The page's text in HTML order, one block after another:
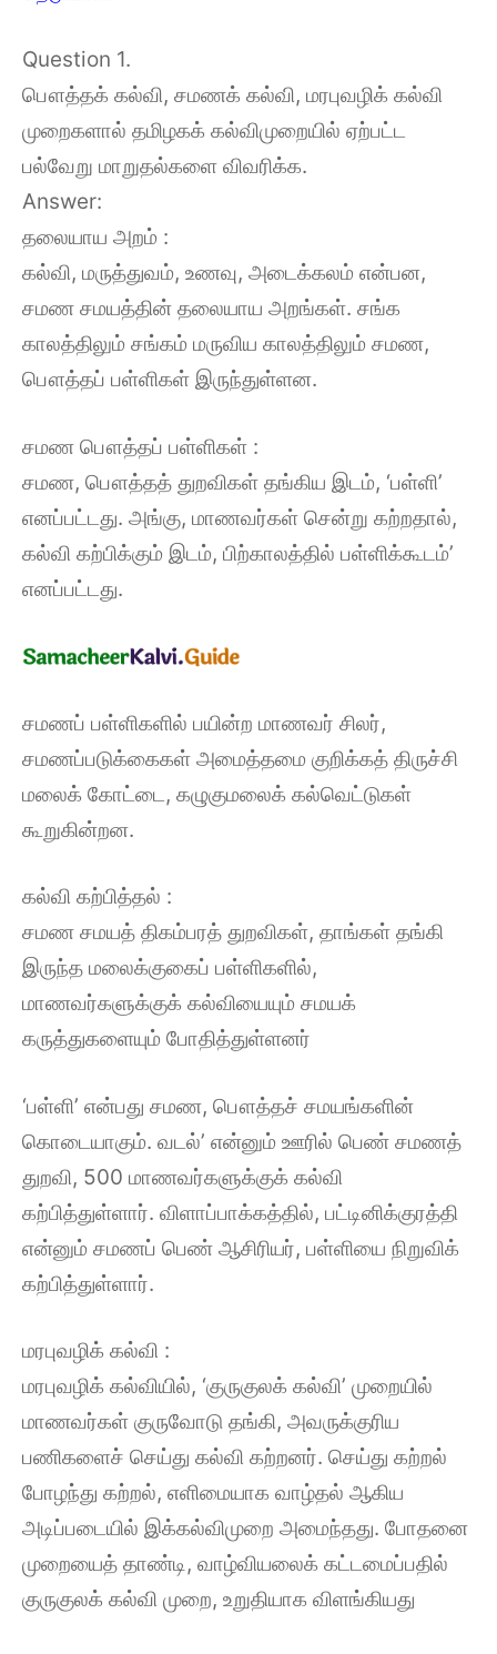
Question 1.
பௌத்தக் கல்வி, சமணக் கல்வி, மரபுவழிக் கல்வி
முறைகளால் தமிழகக் கல்விமுறையில் ஏற்பட்ட
பல்வேறு மாறுதல்களை விவரிக்க.
Answer:
தலையாய அறம் :
கல்வி, மருத்துவம், உணவு, அடைக்கலம் என்பன,
சமண சமயத்தின் தலையாய அறங்கள். சங்க
காலத்திலும் சங்கம் மருவிய காலத்திலும் சமண,
பௌத்தப் பள்ளிகள் இருந்துள்ளன.
சமண பௌத்தப் பள்ளிகள் :
சமண, பௌத்தத் துறவிகள் தங்கிய இடம், ‘பள்ளி’
எனப்பட்டது. அங்கு, மாணவர்கள் சென்று கற்றதால்,
கல்வி கற்பிக்கும் இடம், பிற்காலத்தில் பள்ளிக்கூடம்’
எனப்பட்டது.
சமணப் பள்ளிகளில் பயின்ற மாணவர் சிலர்,
சமணப்படுக்கைகள் அமைத்தமை குறிக்கத் திருச்சி
மலைக் கோட்டை, கழுகுமலைக் கல்வெட்டுகள்
கூறுகின்றன.
கல்வி கற்பித்தல் :
சமண சமயத் திகம்பரத் துறவிகள், தாங்கள் தங்கி
இருந்த மலைக்குகைப் பள்ளிகளில்,
மாணவர்களுக்குக் கல்வியையும் சமயக்
கருத்துகளையும் போதித்துள்ளனர்
‘பள்ளி’ என்பது சமண, பௌத்தச் சமயங்களின்
கொடையாகும். வடல்’ என்னும் ஊரில் பெண் சமணத்
துறவி, 500 மாணவர்களுக்குக் கல்வி
கற்பித்துள்ளார். விளாப்பாக்கத்தில், பட்டினிக்குரத்தி
என்னும் சமணப் பெண் ஆசிரியர், பள்ளியை நிறுவிக்
கற்பித்துள்ளார்.
மரபுவழிக் கல்வி :
மரபுவழிக் கல்வியில், ‘குருகுலக் கல்வி’ முறையில்
மாணவர்கள் குருவோடு தங்கி, அவருக்குரிய
பணிகளைச் செய்து கல்வி கற்றனர். செய்து கற்றல்
போழந்து கற்றல், எளிமையாக வாழ்தல் ஆகிய
அடிப்படையில் இக்கல்விமுறை அமைந்தது. போதனை
முறையைத் தாண்டி, வாழ்வியலைக் கட்டமைப்பதில்
குருகுலக் கல்வி முறை, உறுதியாக விளங்கியது